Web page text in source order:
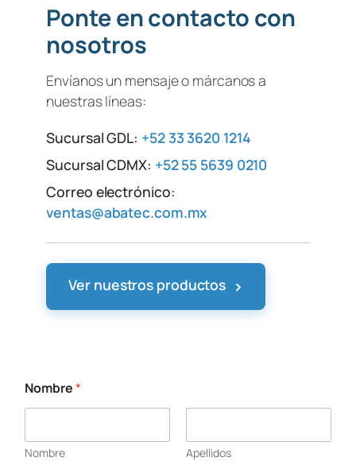
Ponte en contacto con
nosotros
Envíanos un mensaje o márcanos a
nuestras líneas:
Sucursal GDL: +52 33 3620 1214
Sucursal CDMX: +52 55 5639 0210
Correo electrónico:
ventas@abatec.com.mx
Ver nuestros productos ›
Nombre*
Nombre Apellidos